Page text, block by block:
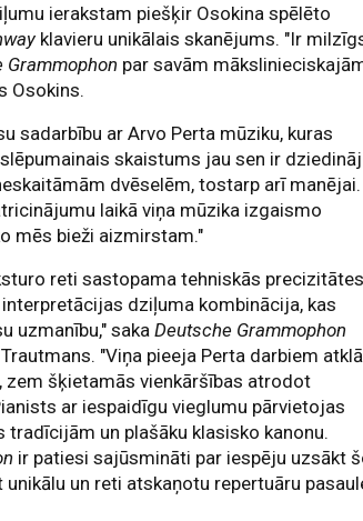
ierakstam piešķir Osokina spēlēto
klavieru unikālais skanējums. "Ir
Grammophon par savām
Osokins.
sadarbību ar Arvo Perta mūziku, kuras
skaistums jau sen ir
dvēselēm, tostarp arī manējai.
laikā viņa mūzika izgaismo
mēs bieži aizmirstam."
reti sastopama tehniskās
dziļuma kombinācija, kas
uzmanību," sakaDeutsche Grammophon
"Viņa pieeja Perta darbiem
zem šķietamās vienkāršības atrodot
ar iespaidīgu vieglumu pārvietojas
un plašāku klasisko kanonu.
ir patiesi sajūsmināti par iespēju uzsākt
unikālu un reti atskaņotu repertuāru